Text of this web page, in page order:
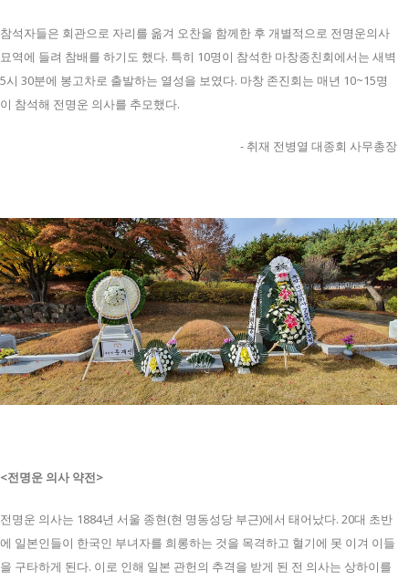
참석자들은 회관으로 자리를 옮겨 오찬을 함께한 후 개별적으로 전명운의사
묘역에 들려 참배를 하기도 했다. 특히 10명이 참석한 마창종친회에서는 새벽
5시 30분에 봉고차로 출발하는 열성을 보였다. 마창 존진회는 매년 10~15명
이 참석해 전명운 의사를 추모했다.
- 취재 전병열 대종회 사무총장
<전명운 의사 약전>
전명운 의사는 1884년 서울 종현(현 명동성당 부근)에서 태어났다. 20대 초반
에 일본인들이 한국인 부녀자를 희롱하는 것을 목격하고 혈기에 못 이겨 이들
을 구타하게 된다. 이로 인해 일본 관헌의 추격을 받게 된 전 의사는 상하이를